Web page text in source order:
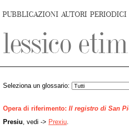
PUBBLICAZIONI AUTORI PERIODICI
Seleziona un glossario:
Opera di riferimento: Il registro di San
Presiu , vedi -> Prexiu